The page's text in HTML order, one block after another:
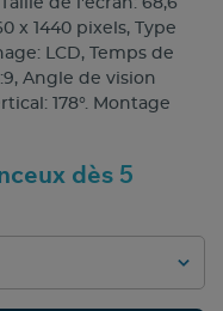
de l'écran: 68,6
x 1440 pixels, Type
LCD, Temps de
Angle de vision
178°. Montage
dès 5